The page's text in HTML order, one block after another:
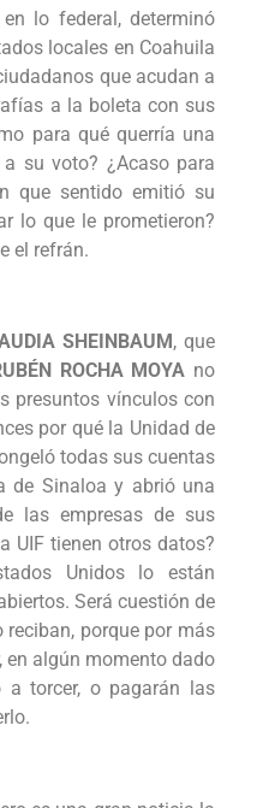
lo federal, determinó
locales en Coahuila
que acudan a
a la boleta con sus
para qué querría una
su voto? ¿Acaso para
que sentido emitió su
lo que le prometieron?
el refrán.
SHEINBAUM , que
ROCHA MOYA no
presuntos vínculos con
por qué la Unidad de
todas sus cuentas
de Sinaloa y abrió una
las empresas de sus
UIF tienen otros datos?
Unidos lo están
Será cuestión de
porque por más
en algún momento dado
a torcer, o pagarán las